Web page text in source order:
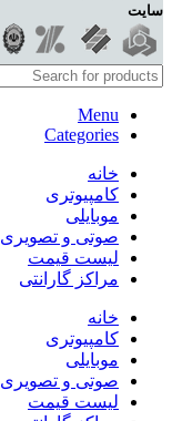
سایت
Menu
Categories
خانه
کامپیوتری
موبایلی
صوتی و تصویری
لیست قیمت
مراکز گارانتی
خانه
کامپیوتری
موبایلی
صوتی و تصویری
لیست قیمت